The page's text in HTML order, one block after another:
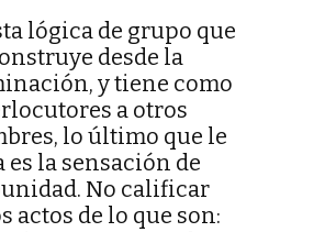
lógica de grupo que
desde la
y tiene como
a otros
lo último que le
es la sensación de
No calificar
actos de lo que son: